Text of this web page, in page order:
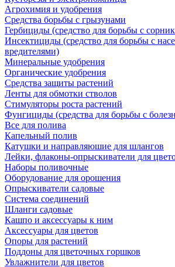
Агрохимия и удобрения
Средства борьбы с грызунами
Гербициды (средство для борьбы с
Инсектициды (средство для борьбы с
вредителями)
Минеральные удобрения
Органические удобрения
Средства защиты растений
Ленты для обмотки стволов
Стимуляторы роста растений
Фунгициды (средства для борьбы с
Все для полива
Капельный полив
Катушки и направляюшие для шлангов
Лейки, флаконы-опрыскиватели для
Наборы поливочные
Оборудование для орошения
Опрыскиватели садовые
Система соединений
Шланги садовые
Кашпо и аксессуары к ним
Аксессуары для цветов
Опоры для растений
Поддоны для цветочных горшков
Увлажнители для цветов